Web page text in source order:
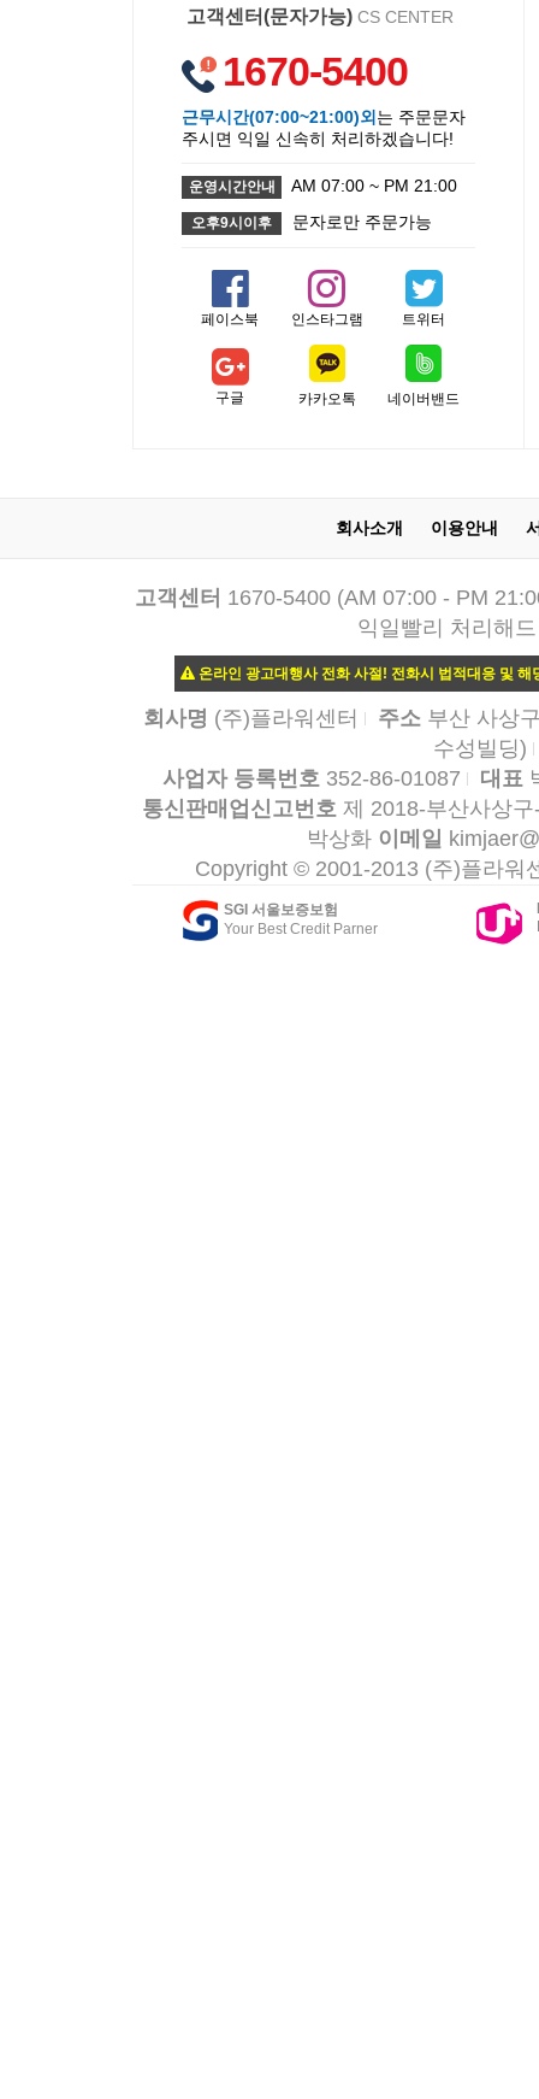
고객센터(문자가능) CS CENTER
1670-5400
근무시간(07:00~21:00)외 는 주문문자
주시면 익일 신속히 처리하겠습니다!
운영시간안내 AM 07:00 ~ PM 21:00
오후9시이후 문자로만 주문가능
페이스북 인스타그램 트위터
구글 카카오톡 네이버밴드
회사소개 이용안내
고객센터 1670-5400 (AM 07:00 - PM
익일빨리 처리해
온라인 광고대행사 전화 사절! 전화시 법적대응 및
회사명 (주)플라워센터 주소부산 사상
수성빌딩)
사업자 등록번호 352-86-01087 대표
통신판매업신고번호제 2018-부산사상구
박상화 이메일
Copyright © 2001-2013 (주)플라워
SGI 서울보증보험
Your Best Credit Parner